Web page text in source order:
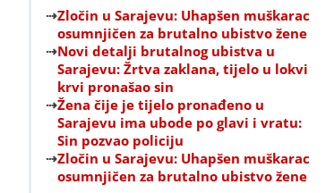
Zločin u Sarajevu: Uhapšen muškarac
osumnjičen za brutalno ubistvo žene
Novi detalji brutalnog ubistva u
Sarajevu: Žrtva zaklana, tijelo u lokvi
krvi pronašao sin
Žena čije je tijelo pronađeno u
Sarajevu ima ubode po glavi i vratu:
Sin pozvao policiju
Zločin u Sarajevu: Uhapšen muškarac
osumnjičen za brutalno ubistvo žene